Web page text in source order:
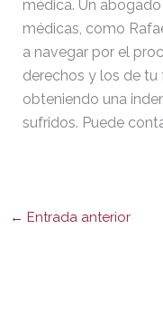
médica. Un
médicas, como
a navegar por el
derechos y los de
obteniendo una
sufridos. Puede
← Entrada anterior